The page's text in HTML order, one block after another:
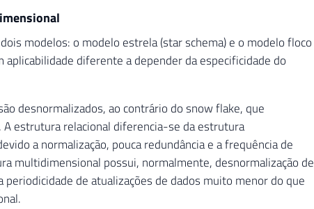
modelos: o modelo estrela (star schema) e o modelo floco
aplicabilidade diferente a depender da especificidade do
desnormalizados, ao contrário do snow flake, que
estrutura relacional diferencia-se da estrutura
a normalização, pouca redundância e a frequência de
multidimensional possui, normalmente, desnormalização de
de atualizações de dados muito menor do que